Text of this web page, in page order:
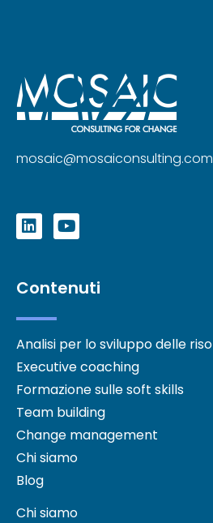
mosaic@mosaiconsulting.com
Contenuti
Analisi per lo sviluppo delle
Executive coaching
Formazione sulle soft skills
Team building
Change management
Chi siamo
Blog
Chi siamo